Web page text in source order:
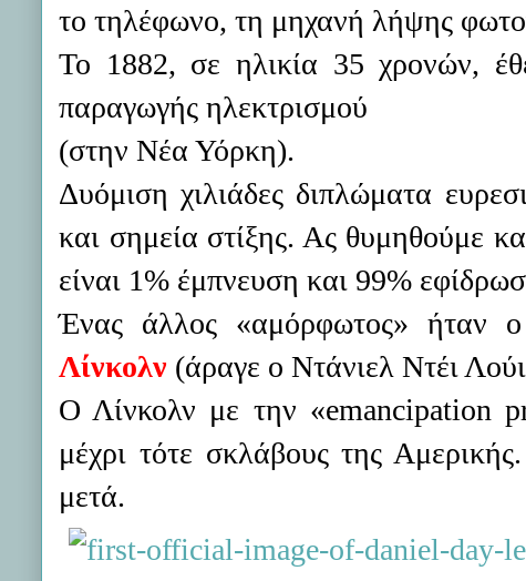
το τηλέφωνο, τη μηχανή λήψης
Το 1882, σε ηλικία 35 χρονών,
παραγωγής ηλεκτρισμού
(στην Νέα Υόρκη).
Δυόμιση χιλιάδες διπλώματα
και σημεία στίξης. Ας θυμηθούμε
είναι 1% έμπνευση και 99%
Ένας άλλος «αμόρφωτος» ήταν ο
Λίνκολν (άραγε ο Ντάνιελ Ντέι
Ο Λίνκολν με την «emancipation
μέχρι τότε σκλάβους της
μετά.